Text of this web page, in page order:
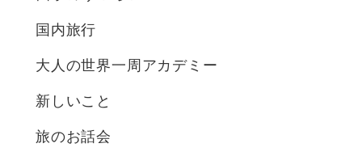
国内旅行
大人の世界一周アカデミー
新しいこと
旅のお話会